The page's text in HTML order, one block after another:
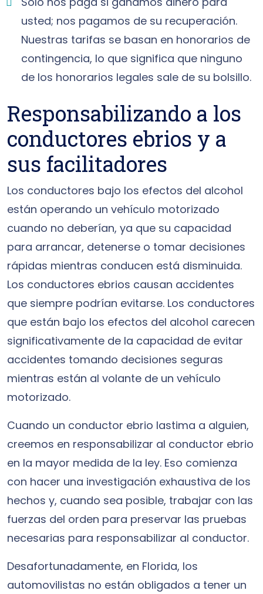
usted; nos pagamos de su recuperación.
Nuestras tarifas se basan en honorarios de
contingencia, lo que significa que ninguno
de los honorarios legales sale de su bolsillo.
Responsabilizando a los
conductores ebrios y a
sus facilitadores
Los conductores bajo los efectos del alcohol
están operando un vehículo motorizado
cuando no deberían, ya que su capacidad
para arrancar, detenerse o tomar decisiones
rápidas mientras conducen está disminuida.
Los conductores ebrios causan accidentes
que siempre podrían evitarse. Los conductores
que están bajo los efectos del alcohol carecen
significativamente de la capacidad de evitar
accidentes tomando decisiones seguras
mientras están al volante de un vehículo
motorizado.
Cuando un conductor ebrio lastima a alguien,
creemos en responsabilizar al conductor ebrio
en la mayor medida de la ley. Eso comienza
con hacer una investigación exhaustiva de los
hechos y, cuando sea posible, trabajar con las
fuerzas del orden para preservar las pruebas
necesarias para responsabilizar al conductor.
Desafortunadamente, en Florida, los
automovilistas no están obligados a tener un